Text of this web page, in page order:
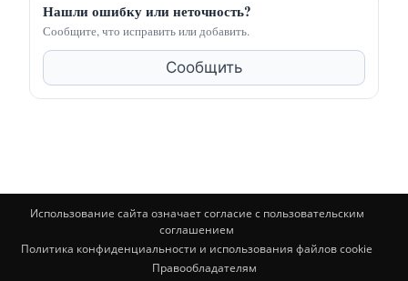
Нашли ошибку или неточность?
Сообщите, что исправить или добавить.
Сообщить
Использование сайта означает согласие с пользовательским
соглашением
Политика конфиденциальности и использования файлов cookie
Правообладателям